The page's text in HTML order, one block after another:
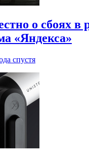
о сбоях в
«Яндекса»
спустя